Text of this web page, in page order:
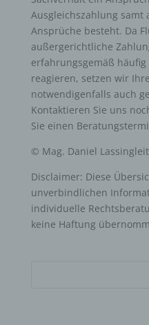
Ausgleichszahlung samt
Ansprüche besteht. Da
außergerichtliche
erfahrungsgemäß
reagieren, setzen wir
notwendigenfalls auch
Kontaktieren Sie uns
Sie einen
© Mag. Daniel
Disclaimer: Diese
unverbindlichen
individuelle
keine Haftung
i) Empfänger
Empfänger ist eine
Behörde, Einrichtung oder
personenbezogene Daten
unabhängig davon, ob es
handelt oder nicht.
bestimmten
Unionsrecht oder dem
gelten jedoch nicht als
j) Dritter
Dritter ist eine natürliche
unmittelbaren